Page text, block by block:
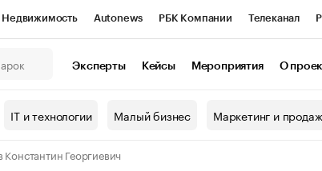
Недвижимость Autonews РБК Компании Телеканал
контрагентов
Эксперты Кейсы Мероприятия О
IT и технологии Малый бизнес Маркетинг и
Георгиевич